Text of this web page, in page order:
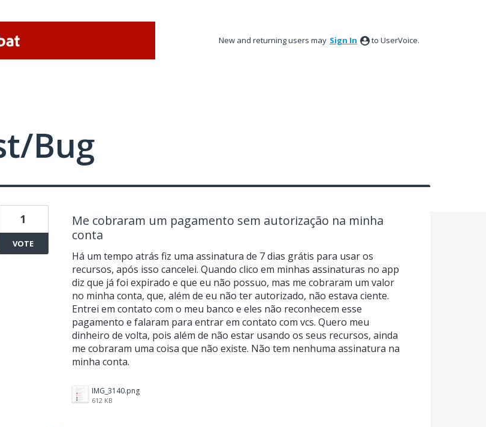
New and returning users may Sign In to UserVoice.
Bug
Me cobraram um pagamento sem autorização na minha
conta
Há um tempo atrás fiz uma assinatura de 7 dias grátis para usar os
recursos, após isso cancelei. Quando clico em minhas assinaturas no app
diz que já foi expirado e que eu não possuo, mas me cobraram um valor
no minha conta, que, além de eu não ter autorizado, não estava ciente.
Entrei em contato com o meu banco e eles não reconhecem esse
pagamento e falaram para entrar em contato com vcs. Quero meu
dinheiro de volta, pois além de não estar usando os seus recursos, ainda
me cobraram uma coisa que não existe. Não tem nenhuma assinatura na
minha conta.
IMG_3140.png
612 KB
1
VOTE